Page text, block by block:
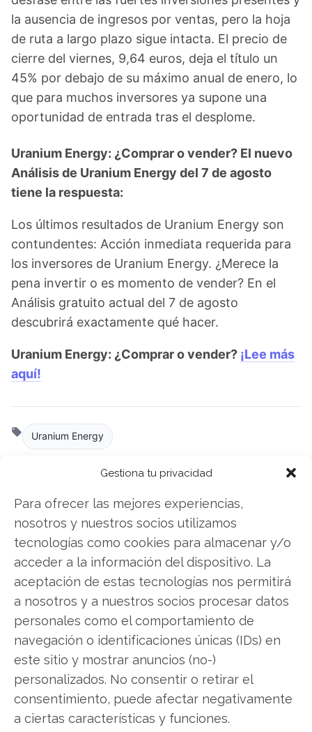
Gestiona tu privacidad
Para ofrecer las mejores experiencias,
nosotros y nuestros socios utilizamos
tecnologías como cookies para almacenar y/o
acceder a la información del dispositivo. La
aceptación de estas tecnologías nos permitirá
a nosotros y a nuestros socios procesar datos
personales como el comportamiento de
navegación o identificaciones únicas (IDs) en
este sitio y mostrar anuncios (no-)
personalizados. No consentir o retirar el
consentimiento, puede afectar negativamente
a ciertas características y funciones.
la ausencia de ingresos por ventas, pero la hoja
de ruta a largo plazo sigue intacta. El precio de
cierre del viernes, 9,64 euros, deja el título un
45% por debajo de su máximo anual de enero, lo
que para muchos inversores ya supone una
oportunidad de entrada tras el desplome.
Uranium Energy: ¿Comprar o vender? El nuevo
Análisis de Uranium Energy del 7 de agosto
tiene la respuesta:
Los últimos resultados de Uranium Energy son
contundentes: Acción inmediata requerida para
los inversores de Uranium Energy. ¿Merece la
pena invertir o es momento de vender? En el
Análisis gratuito actual del 7 de agosto
descubrirá exactamente qué hacer.
Uranium Energy: ¿Comprar o vender? ¡Lee más
aquí!
Uranium Energy
Compartir este artículo
Facebook
LinkedIn
Copiar enlace